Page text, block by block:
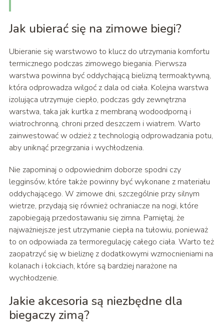
Jak ubierać się na zimowe biegi?
Ubieranie się warstwowo to klucz do utrzymania komfortu
termicznego podczas zimowego biegania. Pierwsza
warstwa powinna być oddychającą bielizną termoaktywną,
która odprowadza wilgoć z dala od ciała. Kolejna warstwa
izolująca utrzymuje ciepło, podczas gdy zewnętrzna
warstwa, taka jak kurtka z membraną wodoodporną i
wiatrochronną, chroni przed deszczem i wiatrem. Warto
zainwestować w odzież z technologią odprowadzania potu,
aby uniknąć przegrzania i wychłodzenia.
Nie zapominaj o odpowiednim doborze spodni czy
legginsów, które także powinny być wykonane z materiału
oddychającego. W zimowe dni, szczególnie przy silnym
wietrze, przydają się również ochraniacze na nogi, które
zapobiegają przedostawaniu się zimna. Pamiętaj, że
najważniejsze jest utrzymanie ciepła na tułowiu, ponieważ
to on odpowiada za termoregulację całego ciała. Warto też
zaopatrzyć się w bieliznę z dodatkowymi wzmocnieniami na
kolanach i łokciach, które są bardziej narażone na
wychłodzenie.
Jakie akcesoria są niezbędne dla
biegaczy zimą?